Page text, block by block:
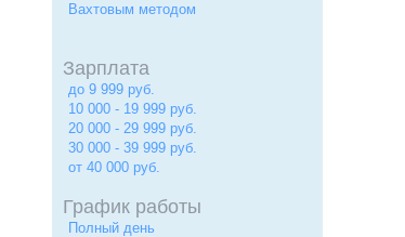
Вахтовым методом
Зарплата
до 9 999 руб.
10 000 - 19 999 руб.
20 000 - 29 999 руб.
30 000 - 39 999 руб.
от 40 000 руб.
График работы
Полный день